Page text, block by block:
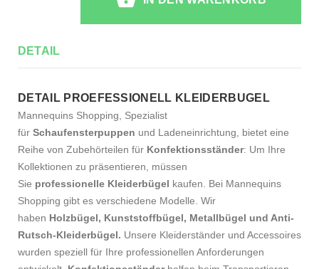
DETAIL
DETAIL PROEFESSIONELL KLEIDERBUGEL
Mannequins Shopping, Spezialist
für Schaufensterpuppen und Ladeneinrichtung, bietet eine
Reihe von Zubehörteilen für Konfektionsständer: Um Ihre
Kollektionen zu präsentieren, müssen
Sie professionelle Kleiderbügel kaufen. Bei Mannequins
Shopping gibt es verschiedene Modelle. Wir
haben Holzbügel, Kunststoffbügel, Metallbügel und Anti-
Rutsch-Kleiderbügel. Unsere Kleiderständer und Accessoires
wurden speziell für Ihre professionellen Anforderungen